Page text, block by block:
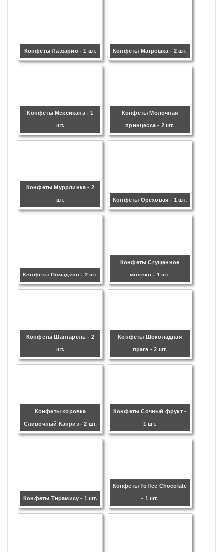
Конфеты Лаззарио - 1 шт. Конфеты Матрешка - 2 шт.
Конфеты Мексикана - 1
шт.
Конфеты Молочная
принцесса - 2 шт.
Конфеты Муррлинка - 2
шт. Конфеты Ореховая - 1 шт.
Конфеты Помадкин - 2 шт.
Конфеты Сгущенное
молоко - 1 шт.
Конфеты Шантарель - 2
шт.
Конфеты Шоколадная
прага - 2 шт.
Конфеты коровка
Сливочный Каприз - 2 шт.
Конфеты Сочный фрукт -
1 шт.
Конфеты Тирамису - 1 шт.
Конфеты Toffee Chocolate
- 1 шт.